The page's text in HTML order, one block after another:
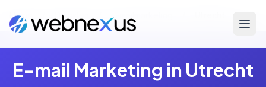
Home Diensten E-mailmarketing
E-mail Marketing in Utrecht